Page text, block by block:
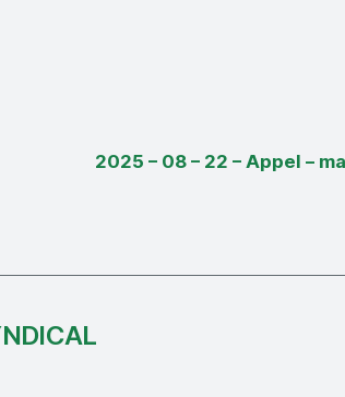
2025 – 08 – 22 – Appel –